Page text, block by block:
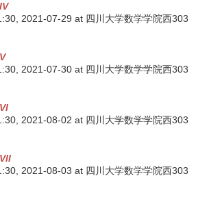
2021-07-29 at 四川大学数学学院西303
2021-07-30 at 四川大学数学学院西303
2021-08-02 at 四川大学数学学院西303
2021-08-03 at 四川大学数学学院西303